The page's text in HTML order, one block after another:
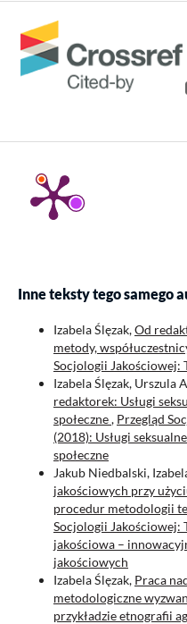
Inne teksty tego samego
Izabela Ślęzak,Od
metody,
Socjologii Jakościowej:
Izabela Ślęzak, Urszula
redaktorek: Usługi
społeczne, Przegląd
(2018): Usługi
społeczne
Jakub Niedbalski,
jakościowych przy
procedur metodologii
Socjologii Jakościowej:
jakościowa –
jakościowych
Izabela Ślęzak, Praca
metodologiczne
przykładzie etnografii